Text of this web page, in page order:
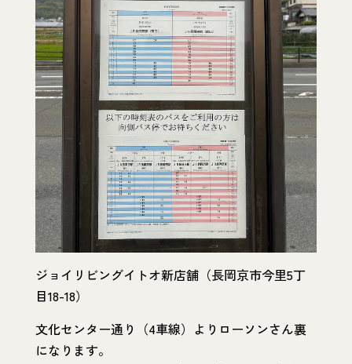
ジョイリビングイトオ新店舗（長岡京市今里5丁
目18-18）
文化センター通り（4車線）よりローソンさん裏
になります。